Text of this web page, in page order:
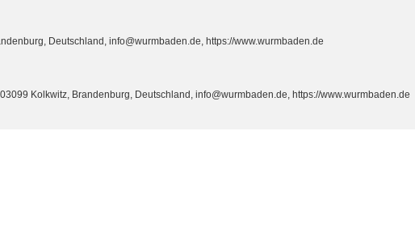
Deutschland, info@wurmbaden.de, https://www.wurmbaden.de
Kolkwitz, Brandenburg, Deutschland, info@wurmbaden.de, https://www.wurmbaden.de